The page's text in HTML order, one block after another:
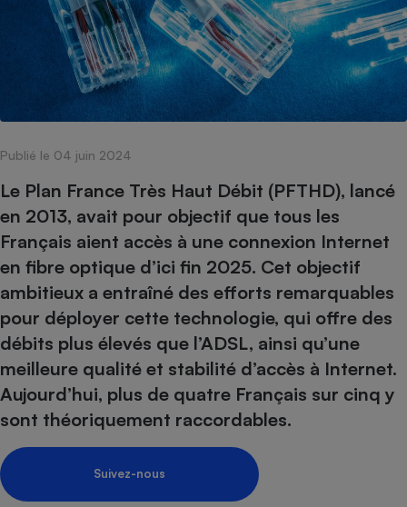
Publié le 04 juin 2024
Le Plan France Très Haut Débit (PFTHD), lancé
en 2013, avait pour objectif que tous les
Français aient accès à une connexion Internet
en fibre optique d’ici fin 2025. Cet objectif
ambitieux a entraîné des efforts remarquables
pour déployer cette technologie, qui offre des
débits plus élevés que l’ADSL, ainsi qu’une
meilleure qualité et stabilité d’accès à Internet.
Aujourd’hui, plus de quatre Français sur cinq y
sont théoriquement raccordables.
Suivez-nous
Sécurité - Hygiène
Supermarché - Drive
Assurance
Banque - Crédit
Epargne - Fiscalité
Mutuelle
Assurance emprunteur
Circulation routière
Contrôle technique -
Pièce détachée
Comparateur auto
Comparatif
Comparatif climatiseur
Comparatif aspirateur
Comparatif aspirateur
Comparatif cafetière
Comparatif robot cuiseur
Comparatif centrale
Gros électroménager
Électricité - Gaz
Comparatif casque audio
Comparatif ordinateur
Comparatif ultrabook
Comparatif tablette
Image et son
Informatique
Internet
Téléphonie
Crédit immobilier
Comparatif tondeuse
Aménagement
Bricolage - Jardinage
Chauffage
Produit d'entretien
Sécurité domestique
Hygiène - Beauté
Maladie - Médecine -
Système de santé -
Maison de retraite
Retraite
Choisir son fioul
Choisir son pellet
Comparateur assurance emprunteur
Energie Moins Chère Ensemble
Tous les comparateurs
Toutes les cartes interactives
Speedtest - Testez le débit de votre
connexion Internet